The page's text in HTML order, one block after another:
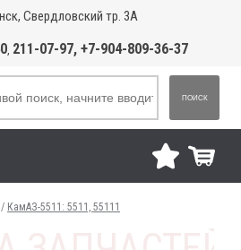
Свердловский тр. 3А
, 211-07-97, +7-904-809-36-37
ПОИСК
/ КамАЗ-5511: 5511, 55111